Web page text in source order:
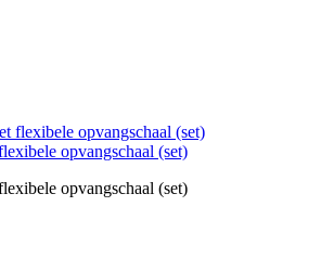
opvangschaal (set)
opvangschaal (set)